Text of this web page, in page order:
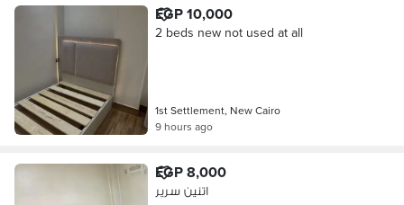
EGP 10,000
2 beds new not used at all
1st Settlement, New Cairo
9 hours ago
EGP 8,000
اتنين سرير